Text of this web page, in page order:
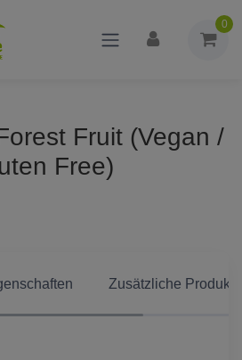
0
Fruit (Vegan /
Free)
Zusätzliche